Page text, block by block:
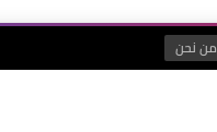
من نحن